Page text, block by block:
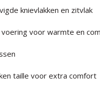
knievlakken en zitvlak
voering voor warmte en
taille voor extra comfort